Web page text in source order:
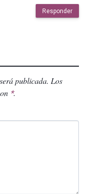
Responder
publicada. Los
*.